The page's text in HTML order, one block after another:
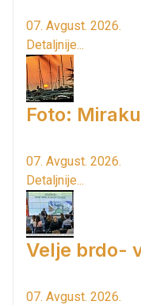
07. Avgust. 2026.
Detaljnije...
Foto:
07. Avgust. 2026.
Detaljnije...
Velje brdo-
07. Avgust. 2026.